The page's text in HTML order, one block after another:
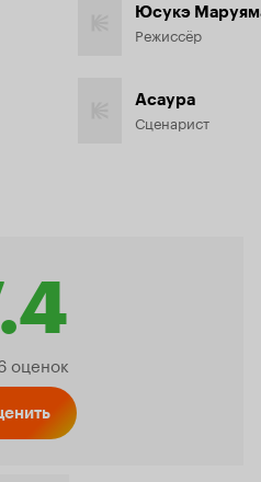
Юсукэ
Режиссёр
Асаура
Сценарист
оценок